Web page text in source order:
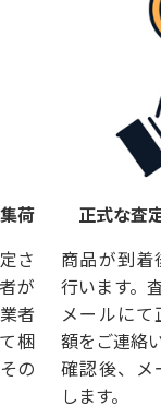
荷
さ
が
者
梱
の
正式な査
商品が到着
行います。
メールに
額をご連絡
確認後、メ
します。